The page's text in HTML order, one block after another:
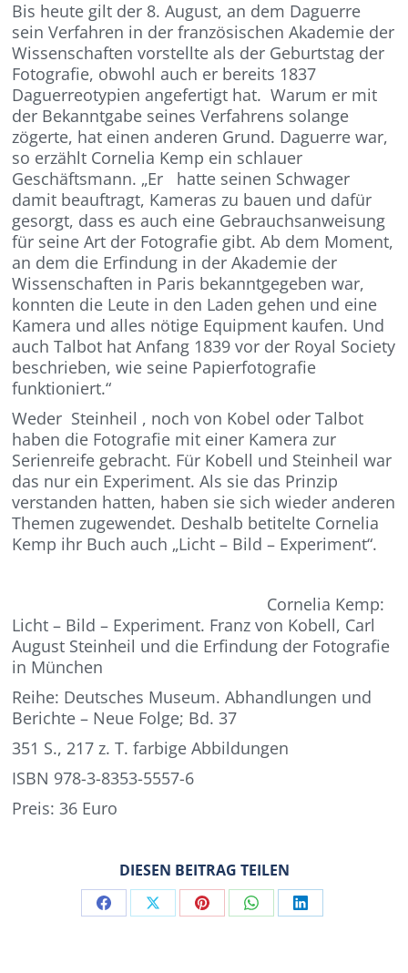
Bis heute gilt der 8. August, an dem Daguerre
sein Verfahren in der französischen Akademie der
Wissenschaften vorstellte als der Geburtstag der
Fotografie, obwohl auch er bereits 1837
Daguerreotypien angefertigt hat. Warum er mit
der Bekanntgabe seines Verfahrens solange
zögerte, hat einen anderen Grund. Daguerre war,
so erzählt Cornelia Kemp ein schlauer
Geschäftsmann. „Er hatte seinen Schwager
damit beauftragt, Kameras zu bauen und dafür
gesorgt, dass es auch eine Gebrauchsanweisung
für seine Art der Fotografie gibt. Ab dem Moment,
an dem die Erfindung in der Akademie der
Wissenschaften in Paris bekanntgegeben war,
konnten die Leute in den Laden gehen und eine
Kamera und alles nötige Equipment kaufen. Und
auch Talbot hat Anfang 1839 vor der Royal Society
beschrieben, wie seine Papierfotografie
funktioniert.“
Weder Steinheil , noch von Kobel oder Talbot
haben die Fotografie mit einer Kamera zur
Serienreife gebracht. Für Kobell und Steinheil war
das nur ein Experiment. Als sie das Prinzip
verstanden hatten, haben sie sich wieder anderen
Themen zugewendet. Deshalb betitelte Cornelia
Kemp ihr Buch auch „Licht – Bild – Experiment“.
Cornelia Kemp:
Licht – Bild – Experiment. Franz von Kobell, Carl
August Steinheil und die Erfindung der Fotografie
in München
Reihe: Deutsches Museum. Abhandlungen und
Berichte – Neue Folge; Bd. 37
351 S., 217 z. T. farbige Abbildungen
ISBN 978-3-8353-5557-6
Preis: 36 Euro
DIESEN BEITRAG TEILEN
Share Share Share Share Share